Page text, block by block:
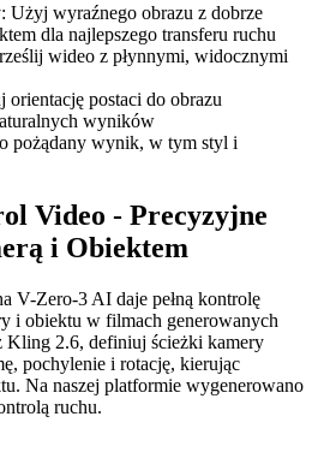
Użyj wyraźnego obrazu z dobrze
dla najlepszego transferu ruchu
wideo z płynnymi, widocznymi
orientację postaci do obrazu
wyników
pożądany wynik, w tym styl i
Video - Precyzyjne
i Obiektem
V-Zero-3 AI daje pełną kontrolę
i obiektu w filmach generowanych
Kling 2.6, definiuj ścieżki kamery
pochylenie i rotację, kierując
Na naszej platformie wygenerowano
ruchu.